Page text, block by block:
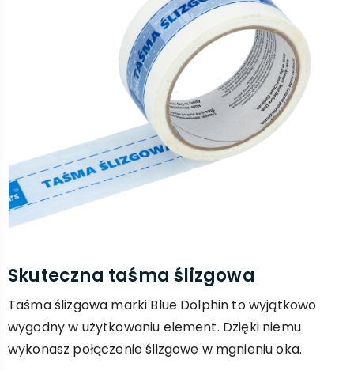
Skuteczna taśma ślizgowa
Taśma ślizgowa marki Blue Dolphin to wyjątkowo
wygodny w użytkowaniu element. Dzięki niemu
wykonasz połączenie ślizgowe w mgnieniu oka.